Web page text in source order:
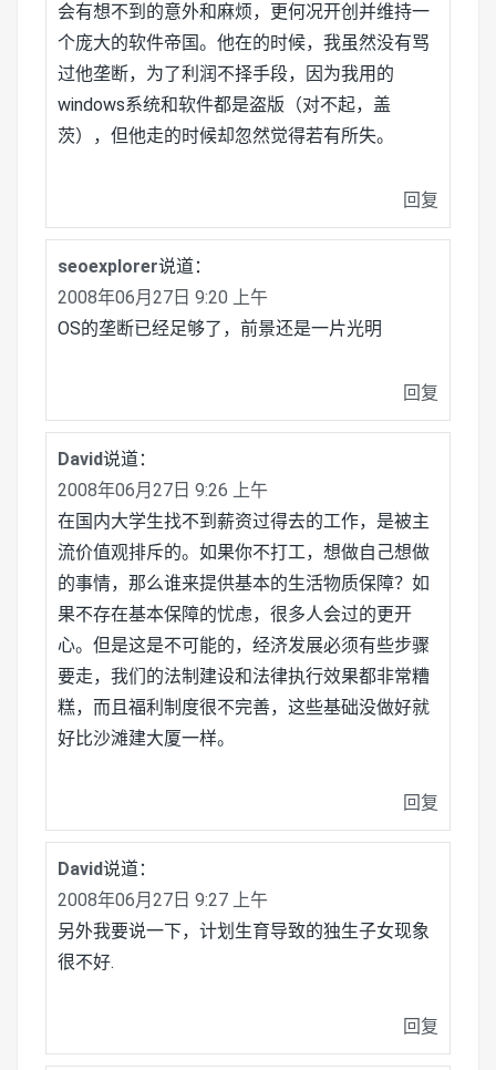
会有想不到的意外和麻烦，更何况开创并维持一
个庞大的软件帝国。他在的时候，我虽然没有骂
过他垄断，为了利润不择手段，因为我用的
windows系统和软件都是盗版（对不起，盖
茨），但他走的时候却忽然觉得若有所失。
回复
seoexplorer说道：
2008年06月27日 9:20 上午
OS的垄断已经足够了，前景还是一片光明
回复
David说道：
2008年06月27日 9:26 上午
在国内大学生找不到薪资过得去的工作，是被主
流价值观排斥的。如果你不打工，想做自己想做
的事情，那么谁来提供基本的生活物质保障？如
果不存在基本保障的忧虑，很多人会过的更开
心。但是这是不可能的，经济发展必须有些步骤
要走，我们的法制建设和法律执行效果都非常糟
糕，而且福利制度很不完善，这些基础没做好就
好比沙滩建大厦一样。
回复
David说道：
2008年06月27日 9:27 上午
另外我要说一下，计划生育导致的独生子女现象
很不好.
回复